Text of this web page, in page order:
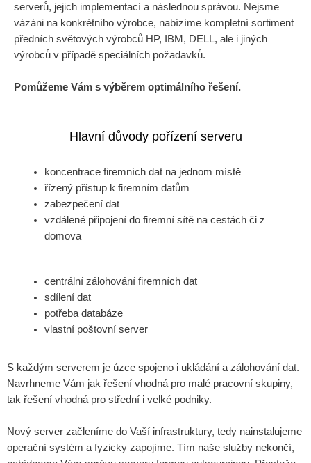
serverů, jejich implementací a následnou správou. Nejsme
vázáni na konkrétního výrobce, nabízíme kompletní sortiment
předních světových výrobců HP, IBM, DELL, ale i jiných
výrobců v případě speciálních požadavků.
Pomůžeme Vám s výběrem optimálního řešení.
Hlavní důvody pořízení serveru
koncentrace firemních dat na jednom místě
řízený přístup k firemním datům
zabezpečení dat
vzdálené připojení do firemní sítě na cestách či z
domova
centrální zálohování firemních dat
sdílení dat
potřeba databáze
vlastní poštovní server
S každým serverem je úzce spojeno i ukládání a zálohování dat.
Navrhneme Vám jak řešení vhodná pro malé pracovní skupiny,
tak řešení vhodná pro střední i velké podniky.
Nový server začleníme do Vaší infrastruktury, tedy nainstalujeme
operační systém a fyzicky zapojíme. Tím naše služby nekončí,